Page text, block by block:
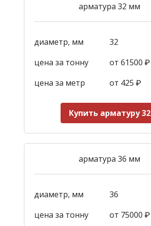
арматура 32 мм
диаметр, мм
32
цена за тонну
от 61500 ₽
цена за метр
от 425 ₽
Купить арматуру 32
арматура 36 мм
диаметр, мм
36
цена за тонну
от 75000 ₽